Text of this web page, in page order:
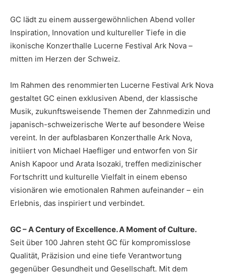
GC lädt zu einem aussergewöhnlichen Abend voller
Inspiration, Innovation und kultureller Tiefe in die
ikonische Konzerthalle Lucerne Festival Ark Nova –
mitten im Herzen der Schweiz.
Im Rahmen des renommierten Lucerne Festival Ark Nova
gestaltet GC einen exklusiven Abend, der klassische
Musik, zukunftsweisende Themen der Zahnmedizin und
japanisch-schweizerische Werte auf besondere Weise
vereint. In der aufblasbaren Konzerthalle Ark Nova,
initiiert von Michael Haefliger und entworfen von Sir
Anish Kapoor und Arata Isozaki, treffen medizinischer
Fortschritt und kulturelle Vielfalt in einem ebenso
visionären wie emotionalen Rahmen aufeinander – ein
Erlebnis, das inspiriert und verbindet.
GC – A Century of Excellence.A Moment of Culture.
Seit über 100 Jahren steht GC für kompromisslose
Qualität, Präzision und eine tiefe Verantwortung
gegenüber Gesundheit und Gesellschaft. Mit dem